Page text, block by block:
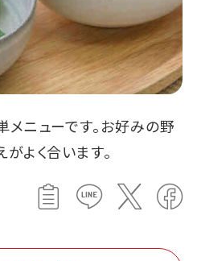
ニューです。お好みの野
よく合います。